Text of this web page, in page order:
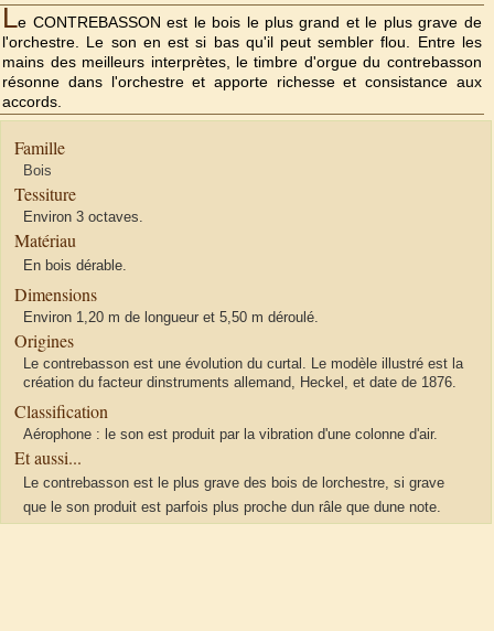
Le CONTREBASSON est le bois le plus grand et le plus grave de
l'orchestre. Le son en est si bas qu'il peut sembler flou. Entre les
mains des meilleurs interprètes, le timbre d'orgue du contrebasson
résonne dans l'orchestre et apporte richesse et consistance aux
accords.
Famille
Bois
Tessiture
Environ 3 octaves.
Matériau
En bois dérable.
Dimensions
Environ 1,20 m de longueur et 5,50 m déroulé.
Origines
Le contrebasson est une évolution du curtal. Le modèle illustré est la
création du facteur dinstruments allemand, Heckel, et date de 1876.
Classification
Aérophone : le son est produit par la vibration d'une colonne d'air.
Et aussi...
Le contrebasson est le plus grave des bois de lorchestre, si grave
que le son produit est parfois plus proche dun râle que dune note.